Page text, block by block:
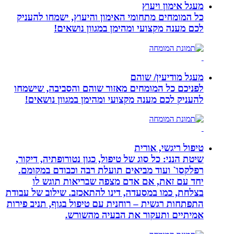
מעגל אימון ויעוץ
כל המומחים מתחומי האימון והיעוץ, ישמחו להעניק
לכם מענה מקצועי ומהימן במגוון נושאים!
מעגל מודיעין/ שוהם
לפניכם כל המומחים מאזור שוהם והסביבה, שישמחו
להעניק לכם מענה מקצועי ומהימן במגוון נושאים!
טיפול ריגשי, אורית
שיטת הנני: כל סוג של טיפול, כגון נטורופתיה, דיקור,
רפלקסו` ועוד מביאים תועלת רבה וכבודם במקומם.
יחד עם זאת, אם אדם מצפה שבריאות תוגש לו
בצלחת, כמו במסעדה, דינו להתאכזב. שילוב של עבודת
התפתחות רגשית – רוחנית עם טיפול בגוף, תניב פירות
אמיתיים ותעקור את הבעיה מהשורש.